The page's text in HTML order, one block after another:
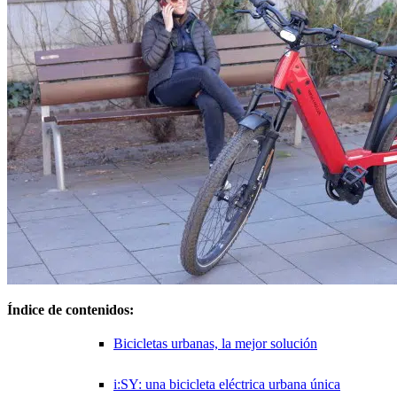
Índice de contenidos:
Bicicletas urbanas, la mejor solución
i:SY: una bicicleta eléctrica urbana única